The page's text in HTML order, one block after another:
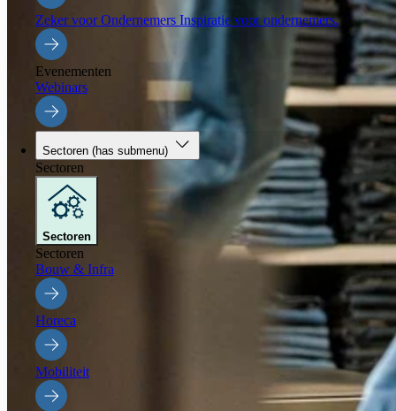
Zeker voor Ondernemers Inspiratie voor ondernemers.
Evenementen
Webinars
Sectoren (has submenu)
Sectoren
Sectoren
Sectoren
Bouw & Infra
Horeca
Mobiliteit